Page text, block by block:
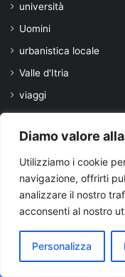
Diamo valore
Utilizziamo i cookie
navigazione, offrirti
analizzare il nostro
acconsenti al nostro
Personalizza
università
Uomini
urbanistica locale
Valle d'Itria
viaggi
violenza
vitivinicola
Vivere in Puglia
volontariato
xylella
Ultimi